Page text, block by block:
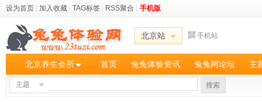
设为首页 加入收藏 TAG标签 RSS聚合 手机版
北京站 手机站
北京养生会所 首页 兔兔体验资讯 兔兔网论坛 主
主题 搜索